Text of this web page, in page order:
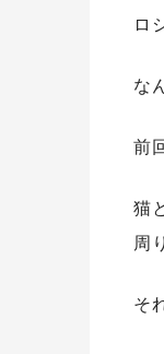
ロ
な
前
猫
周
そ